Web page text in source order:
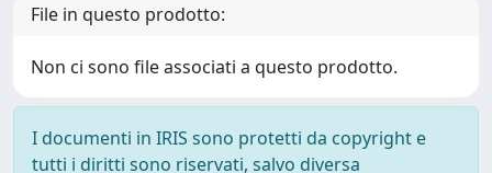
File in questo prodotto:
Non ci sono file associati a questo prodotto.
I documenti in IRIS sono protetti da copyright e
tutti i diritti sono riservati, salvo diversa